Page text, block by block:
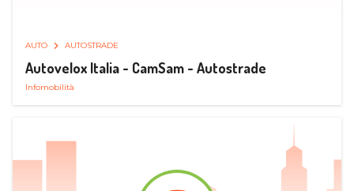
AUTO AUTOSTRADE
Autovelox Italia - CamSam - Autostrade
Infomobilità